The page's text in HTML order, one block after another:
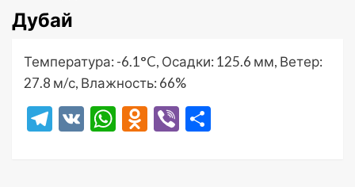
Дубай
Температура: -6.1°C, Осадки: 125.6 мм, Ветер:
27.8 м/с, Влажность: 66%
Telegram
VK WhatsApp
Odnoklassniki
Viber